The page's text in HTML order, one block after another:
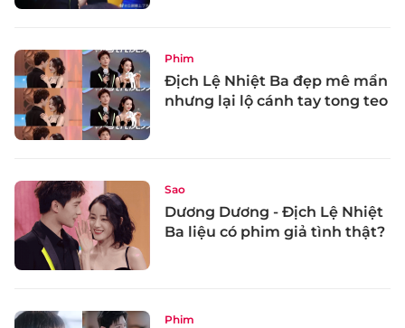
Phim
Địch Lệ Nhiệt Ba đẹp mê mẩn
nhưng lại lộ cánh tay tong teo
Sao
Dương Dương - Địch Lệ Nhiệt
Ba liệu có phim giả tình thật?
Phim